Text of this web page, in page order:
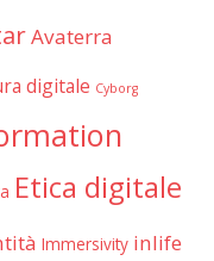
Avaterra
digitale Cyborg
Etica digitale
Immersivity inlife